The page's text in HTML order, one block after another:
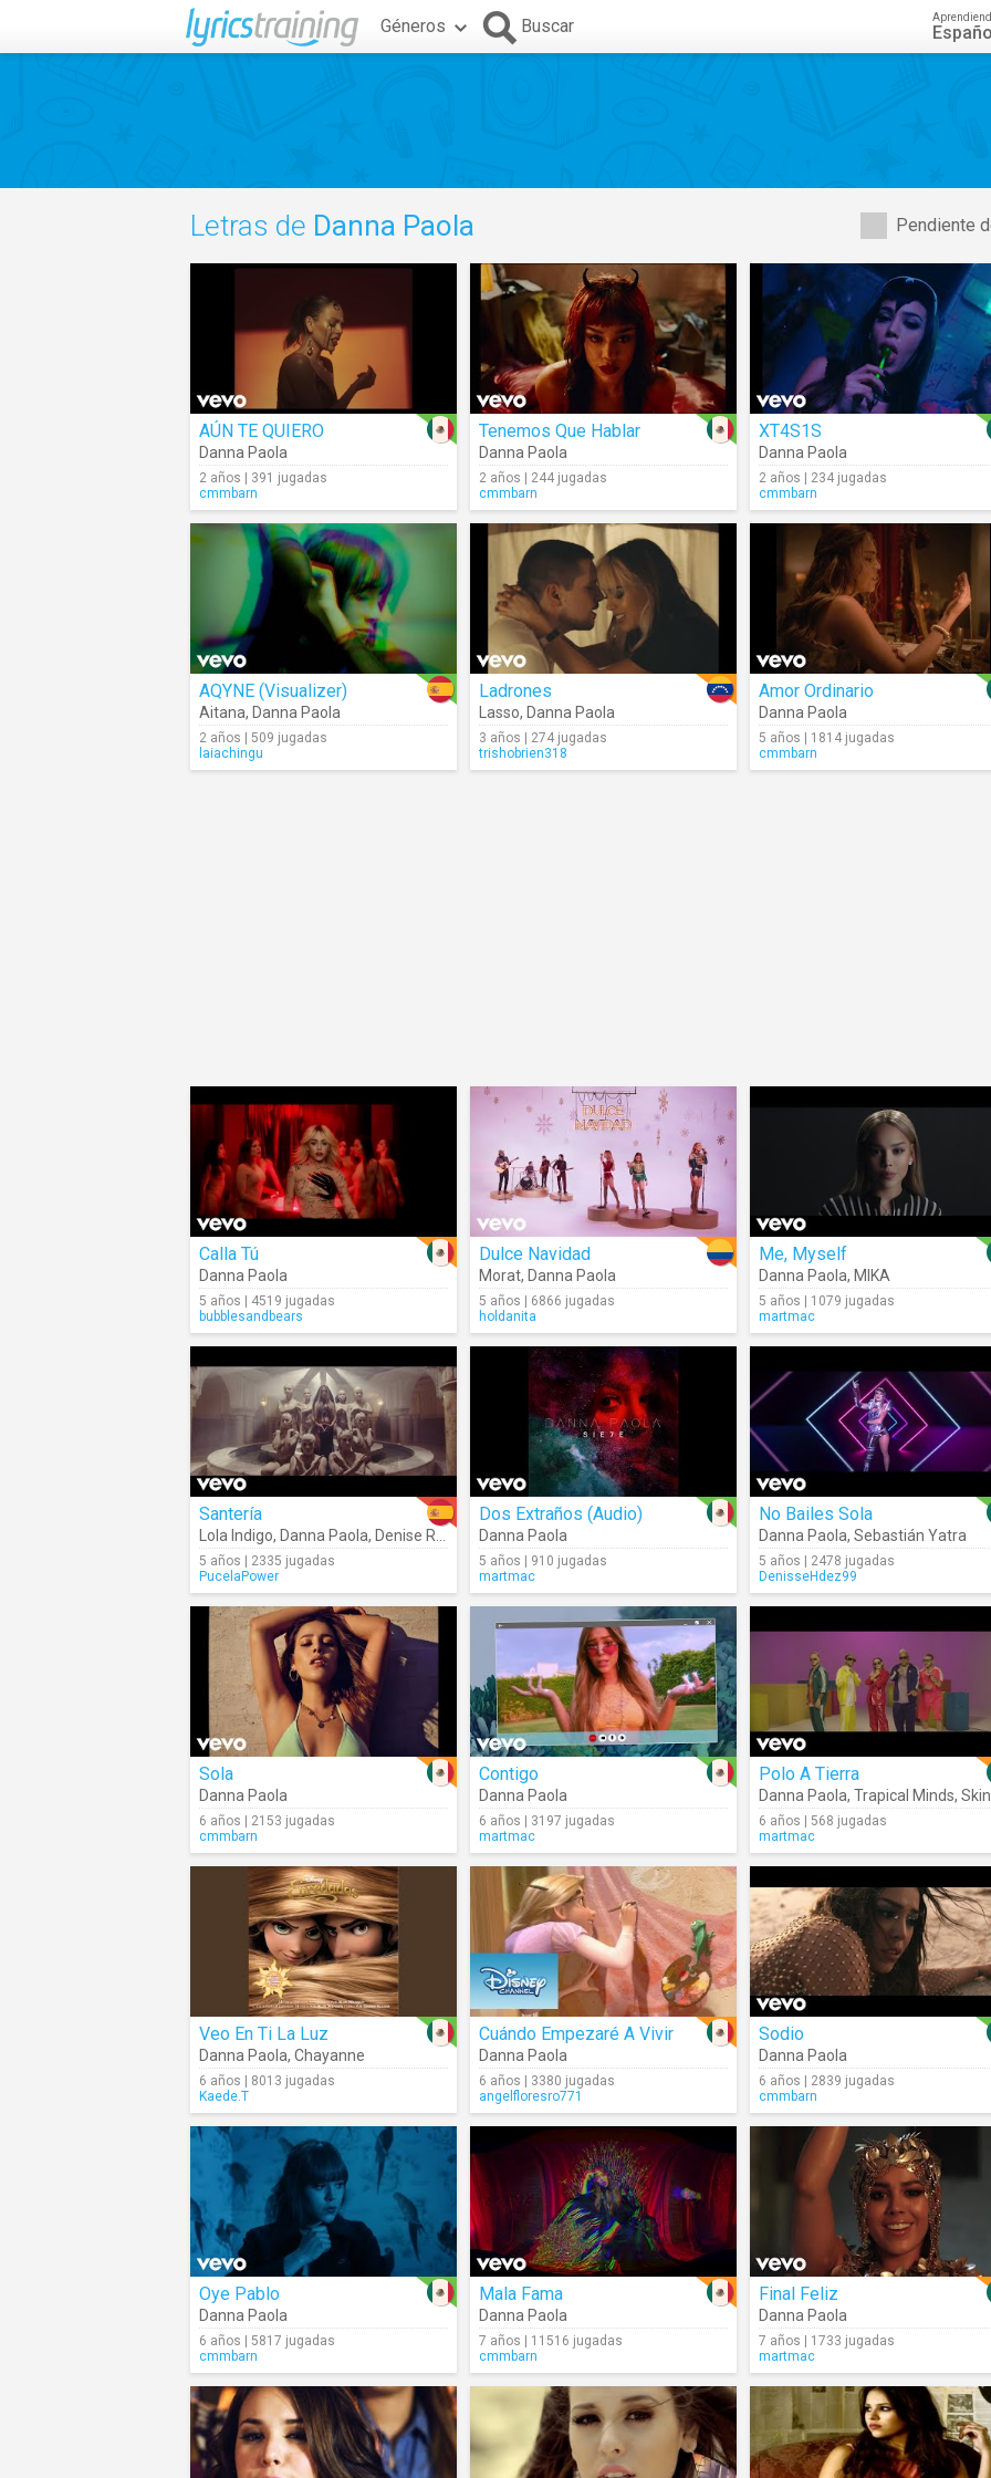
Géneros Buscar
Pendiente
Letras de Danna Paola
AÚN TE QUIERO
Danna Paola
2 años | 391 jugadas
cmmbarn
Tenemos Que Hablar
Danna Paola
2 años | 244 jugadas
cmmbarn
XT4S1S
Danna Paola
2 años | 234 jugadas
cmmbarn
AQYNE (Visualizer)
Aitana, Danna Paola
2 años | 509 jugadas
laiachingu
Ladrones
Lasso, Danna Paola
3 años | 274 jugadas
trishobrien318
Amor Ordinario
Danna Paola
5 años | 1814 jugadas
cmmbarn
Calla Tú
Danna Paola
5 años | 4519 jugadas
bubblesandbears
Dulce Navidad
Morat, Danna Paola
5 años | 6866 jugadas
holdanita
Me, Myself
Danna Paola, MIKA
5 años | 1079 jugadas
martmac
Santería
Lola Indigo, Danna Paola, Denise Rosenthal
5 años | 2335 jugadas
PucelaPower
Dos Extraños (Audio)
Danna Paola
5 años | 910 jugadas
martmac
No Bailes Sola
Danna Paola, Sebastián Yatra
5 años | 2478 jugadas
DenisseHdez99
Sola
Danna Paola
6 años | 2153 jugadas
cmmbarn
Contigo
Danna Paola
6 años | 3197 jugadas
martmac
Polo A Tierra
Danna Paola, Trapical Minds, Skinny Happy
6 años | 568 jugadas
martmac
Veo En Ti La Luz
Danna Paola, Chayanne
6 años | 8013 jugadas
Kaede.T
Cuándo Empezaré A Vivir
Danna Paola
6 años | 3380 jugadas
angelfloresro771
Sodio
Danna Paola
6 años | 2839 jugadas
cmmbarn
Oye Pablo
Danna Paola
6 años | 5817 jugadas
cmmbarn
Mala Fama
Danna Paola
7 años | 11516 jugadas
cmmbarn
Final Feliz
Danna Paola
7 años | 1733 jugadas
martmac